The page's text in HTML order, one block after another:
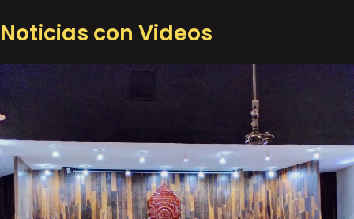
Noticias con Videos